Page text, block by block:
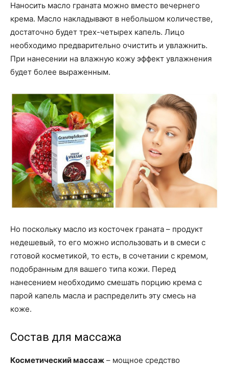
Наносить масло граната можно вместо вечернего
крема. Масло накладывают в небольшом количестве,
достаточно будет трех-четырех капель. Лицо
необходимо предварительно очистить и увлажнить.
При нанесении на влажную кожу эффект увлажнения
будет более выраженным.
Но поскольку масло из косточек граната – продукт
недешевый, то его можно использовать и в смеси с
готовой косметикой, то есть, в сочетании с кремом,
подобранным для вашего типа кожи. Перед
нанесением необходимо смешать порцию крема с
парой капель масла и распределить эту смесь на
коже.
Состав для массажа
Косметический массаж – мощное средство